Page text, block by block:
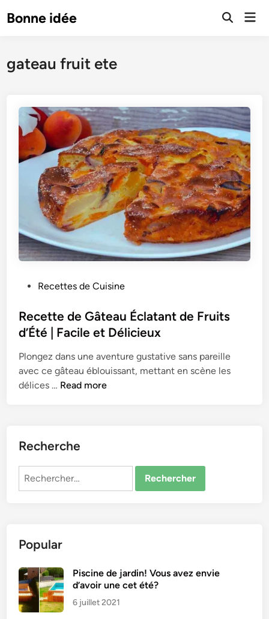
toBonne idée
Open
gateau fruit ete
s
t
d
i
n
Recettes de Cuisine
Recette de Gâteau Éclatant de Fruits
d’Été | Facile et Délicieux
Plongez dans une aventure gustative sans pareille
avec ce gâteau éblouissant, mettant en scène les
délices … R
t
d
t
a
u
É
c
Read more
Recherche
Rechercher :
Popular
Piscine de jardin! Vous avez envie
d’avoir une cet été?
6 juillet 2021